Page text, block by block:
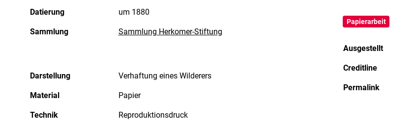
Datierung um 1880
Sammlung Sammlung Herkomer-Stiftung
Darstellung Verhaftung eines Wilderers
Material Papier
Technik Reproduktionsdruck
Papierarbeit
Ausgestellt
Creditline
Permalink